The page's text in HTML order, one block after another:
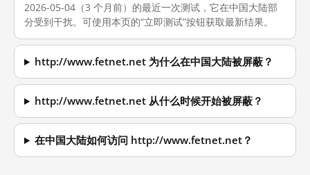
2026-05-04（3 个月前）的最近一次测试，它在中国大陆部
分受到干扰。可使用本页的“立即测试”按钮获取最新结果。
http://www.fetnet.net 为什么在中国大陆被屏蔽？
http://www.fetnet.net 从什么时候开始被屏蔽？
在中国大陆如何访问 http://www.fetnet.net？